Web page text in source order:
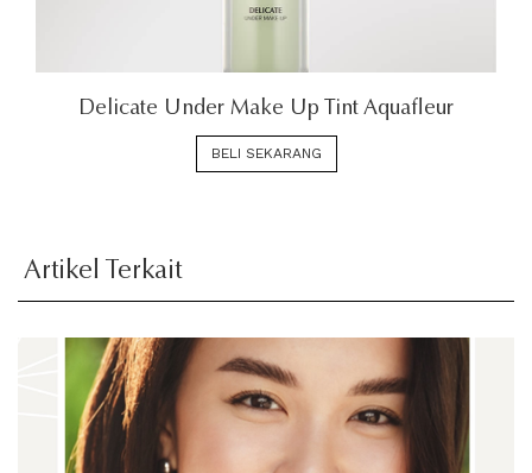
Delicate Under Make Up Tint Aquafleur
BELI SEKARANG
Artikel Terkait